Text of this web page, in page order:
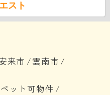
スト
来市 /雲南市 /
ペット可物件 /